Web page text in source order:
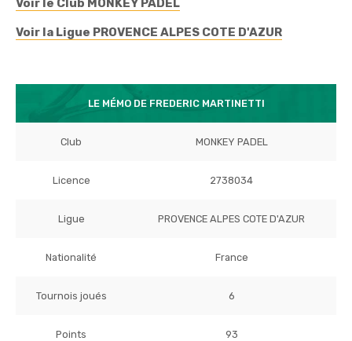
Voir le Club MONKEY PADEL
Voir la Ligue PROVENCE ALPES COTE D'AZUR
LE MÉMO DE FREDERIC MARTINETTI
Club MONKEY PADEL
Licence 2738034
Ligue PROVENCE ALPES COTE D'AZUR
Nationalité France
Tournois joués 6
Points 93